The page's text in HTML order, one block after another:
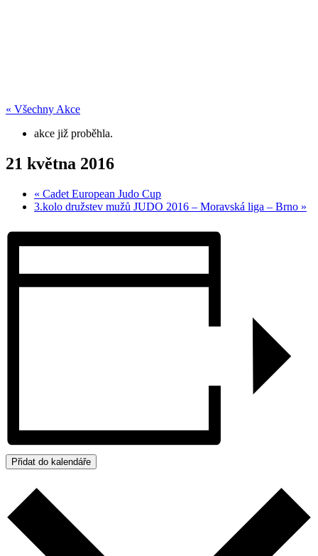
« Všechny Akce
akce již proběhla.
21 května 2016
« Cadet European Judo Cup
3.kolo družstev mužů JUDO 2016 – Moravská liga – Brno »
Přidat do kalendáře